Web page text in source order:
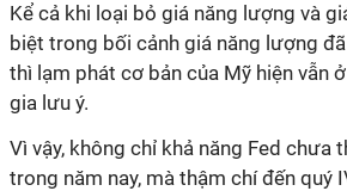
Kể cả khi loại bỏ giá năng lượng và
biệt trong bối cảnh giá năng lượng
thì lạm phát cơ bản của Mỹ hiện vẫn
gia lưu ý.
Vì vậy, không chỉ khả năng Fed chưa
trong năm nay, mà thậm chí đến quý